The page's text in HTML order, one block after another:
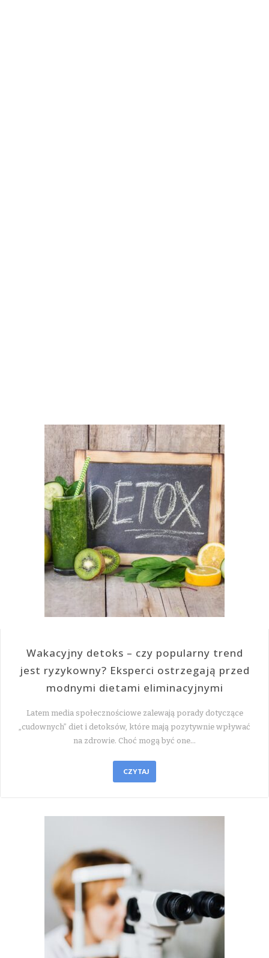
Wakacyjny detoks – czy popularny trend
jest ryzykowny? Eksperci ostrzegają przed
modnymi dietami eliminacyjnymi
Latem media społecznościowe zalewają porady dotyczące
„cudownych” diet i detoksów, które mają pozytywnie wpływać
na zdrowie. Choć mogą być one…
CZYTAJ